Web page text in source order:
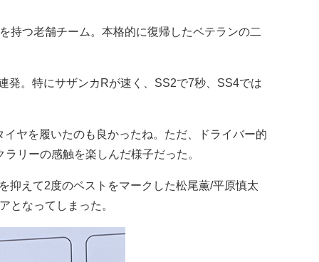
つ老舗チーム。本格的に復帰したベテランの二
発。特にサザンカRが速く、SS2で7秒、SS4では
ヤを履いたのも良かったね。ただ、ドライバー的
リーの感触を楽しんだ様子だった。
えて2度のベストをマークした松尾薫/平原慎太
となってしまった。